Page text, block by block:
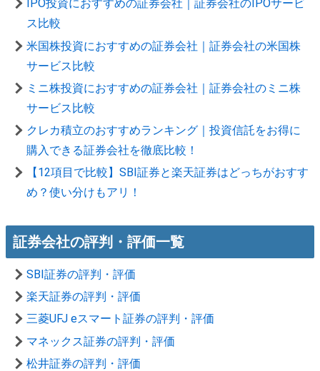
IPO投資におすすめの証券会社｜証券会社のIPOサービ
ス比較
米国株投資におすすめの証券会社｜証券会社の米国株
サービス比較
ミニ株投資におすすめの証券会社｜証券会社のミニ株
サービス比較
クレカ積立のおすすめランキング｜投資信託をお得に
購入できる証券会社を徹底比較！
【12項目で比較】SBI証券と楽天証券はどっちがおすす
め？使い分けもアリ！
証券会社の評判・評価一覧
SBI証券の評判・評価
楽天証券の評判・評価
三菱UFJ eスマート証券の評判・評価
マネックス証券の評判・評価
松井証券の評判・評価